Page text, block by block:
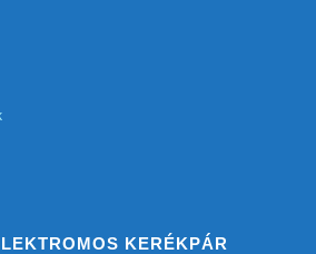
KERÉKPÁR